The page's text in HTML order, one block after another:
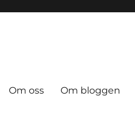
Om oss Om bloggen